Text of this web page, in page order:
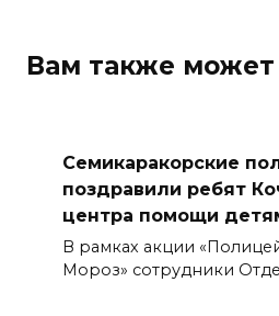
Вам также может
Семикаракорские
поздравили ребят
центра помощи
В рамках акции
Мороз» сотрудники